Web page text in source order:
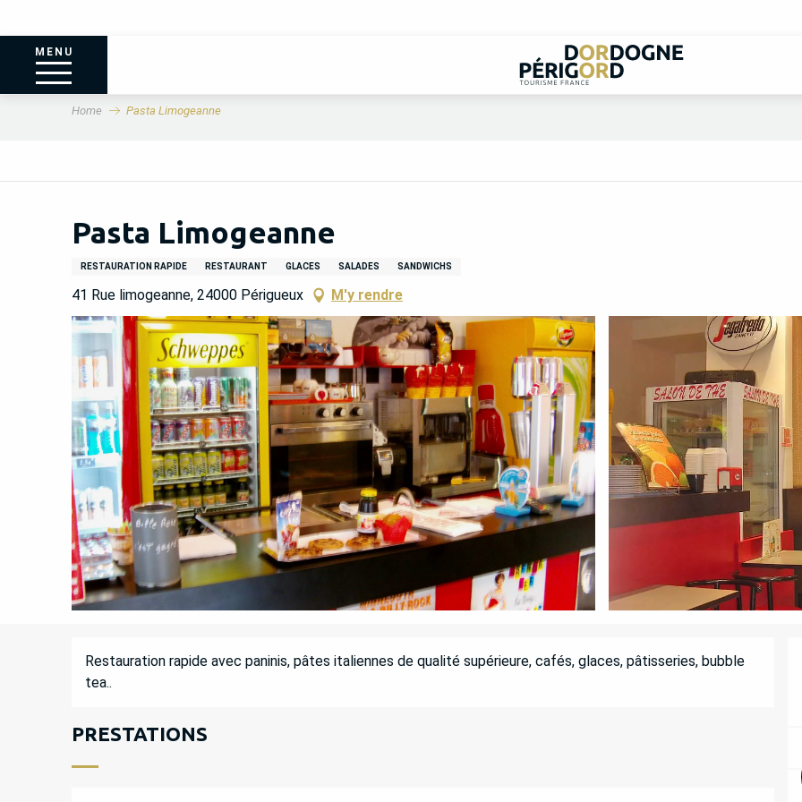
MENU
Home Pasta Limogeanne
Pasta Limogeanne
RESTAURATION RAPIDE RESTAURANT GLACES SALADES SANDWICHS
41 Rue limogeanne, 24000 Périgueux M'y rendre
DESCRIPTION
Restauration rapide avec paninis, pâtes italiennes de qualité supérieure, cafés, glaces, pâtisseries, bubble
tea..
PRESTATIONS